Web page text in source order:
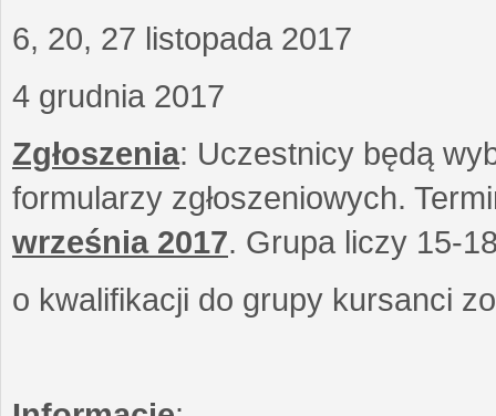
6, 20, 27 listopada 2017
4 grudnia 2017
Zgłoszenia: Uczestnicy będą
formularzy zgłoszeniowych.
września 2017. Grupa liczy 15-
o kwalifikacji do grupy kursanci